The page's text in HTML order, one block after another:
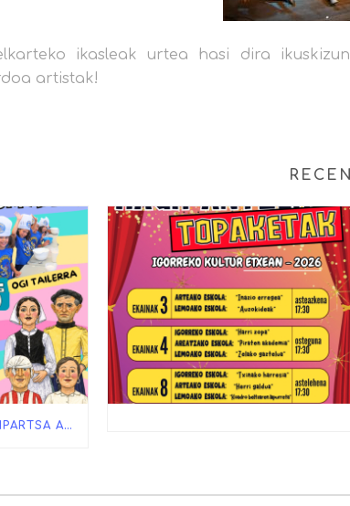
ikasleak urtea hasi dira
artistak!
ZAPARRADA HAUR KONPARTSA ASTE NAGUSIAN!